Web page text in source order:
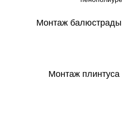
Монтаж балюстрады
Монтаж плинтуса